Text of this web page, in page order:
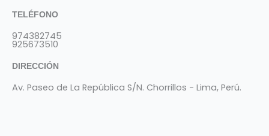
TELÉFONO
974382745
925673510
DIRECCIÓN
Av. Paseo de La República S/N. Chorrillos - Lima, Perú.